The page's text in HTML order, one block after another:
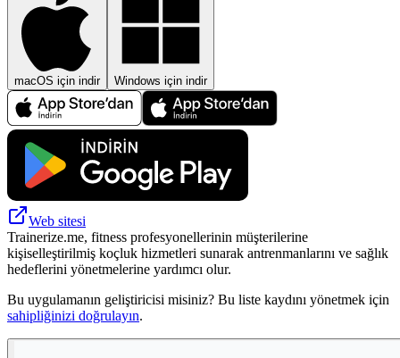
macOS için indir Windows için indir
Web sitesi
Trainerize.me, fitness profesyonellerinin müşterilerine
kişiselleştirilmiş koçluk hizmetleri sunarak antrenmanlarını ve sağlık
hedeflerini yönetmelerine yardımcı olur.
Bu uygulamanın geliştiricisi misiniz? Bu liste kaydını yönetmek için
sahipliğinizi doğrulayın.